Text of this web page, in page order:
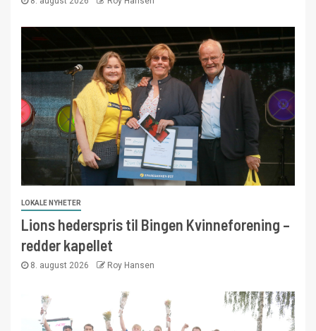
LOKALE NYHETER
Lions hederspris til Bingen Kvinneforening –
redder kapellet
8. august 2026 Roy Hansen